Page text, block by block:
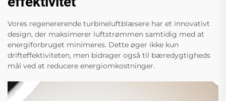
Vores regenererende turbineluftblæsere har et innovativt
design, der maksimerer luftstrømmen samtidig med at
energiforbruget minimeres. Dette øger ikke kun
drifteffektiviteten, men bidrager også til bæredygtigheds
mål ved at reducere energiomkostninger.